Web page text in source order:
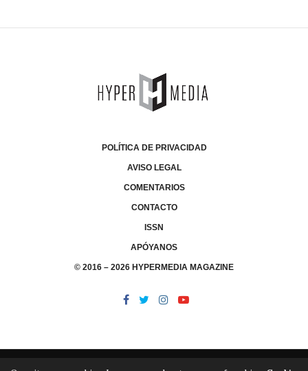
POLÍTICA DE PRIVACIDAD
AVISO LEGAL
COMENTARIOS
CONTACTO
ISSN
APÓYANOS
© 2016 – 2026 HYPERMEDIA MAGAZINE